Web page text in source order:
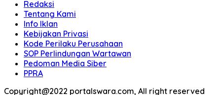
Redaksi
Tentang Kami
Info Iklan
Kebijakan Privasi
Kode Perilaku Perusahaan
SOP Perlindungan Wartawan
Pedoman Media Siber
PPRA
Copyright@2022 portalswara.com, All right reserved